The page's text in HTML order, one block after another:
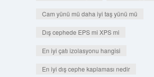
Cam yünü mü daha iyi taş yünü mü
Dış cephede EPS mi XPS mi
En iyi çatı izolasyonu hangisi
En iyi dış cephe kaplaması nedir